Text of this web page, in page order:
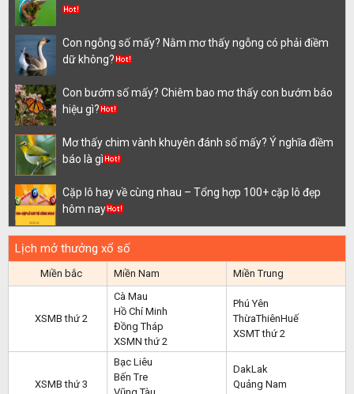
Con ngỗng số mấy? Nằm mơ thấy ngỗng có phải điềm
dữ không?
Con bướm số mấy? Chiêm bao mơ thấy con bướm báo
hiệu gì?
Mơ thấy chim vành khuyên đánh số mấy? Ý nghĩa điềm
báo là gì
Cặp lô hay về cùng nhau – Tổng hợp 100+ cặp lô đẹp
hôm nay
Lịch mở thưởng xổ số
Miền bắc Miền Nam Miền Trung
XSMB thứ 2
Cà Mau
Hồ Chí Minh
Đồng Tháp
XSMN thứ 2
Phú Yên
ThừaThiênHuế
XSMT thứ 2
XSMB thứ 3
Bạc Liêu
Bến Tre
DakLak
Quảng Nam